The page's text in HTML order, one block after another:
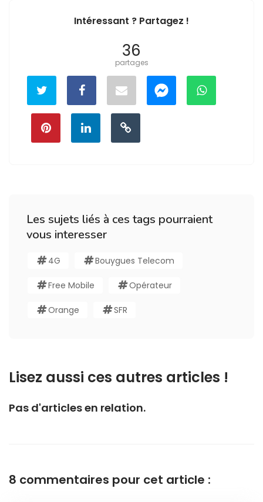
Intéressant ? Partagez !
36
partages
Les sujets liés à ces tags pourraient
vous interesser
4G Bouygues Telecom
Free Mobile Opérateur
Orange SFR
Lisez aussi ces autres articles !
Pas d'articles en relation.
8 commentaires pour cet article :